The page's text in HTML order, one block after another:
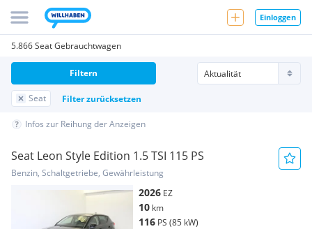
Einloggen
5.866 Seat Gebrauchtwagen
Seat Filter zurücksetzen
Filtern
Infos zur Reihung der Anzeigen
Seat Leon Style Edition 1.5 TSI 115 PS
Benzin, Schaltgetriebe, Gewährleistung
2026 EZ
10 km
116 PS (85 kW)